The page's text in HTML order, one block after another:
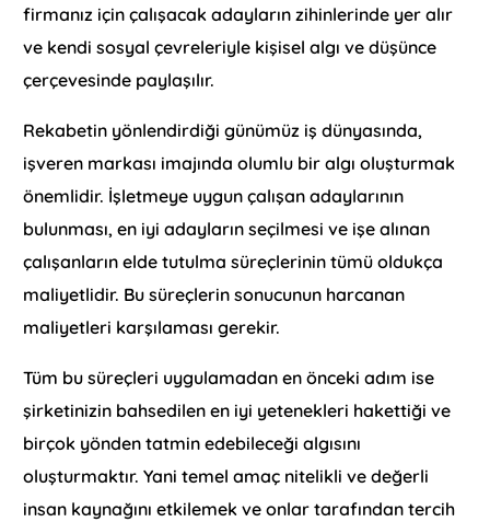
firmanız için çalışacak adayların zihinlerinde yer alır
ve kendi sosyal çevreleriyle kişisel algı ve düşünce
çerçevesinde paylaşılır.
Rekabetin yönlendirdiği günümüz iş dünyasında,
işveren markası imajında olumlu bir algı oluşturmak
önemlidir. İşletmeye uygun çalışan adaylarının
bulunması, en iyi adayların seçilmesi ve işe alınan
çalışanların elde tutulma süreçlerinin tümü oldukça
maliyetlidir. Bu süreçlerin sonucunun harcanan
maliyetleri karşılaması gerekir.
Tüm bu süreçleri uygulamadan en önceki adım ise
şirketinizin bahsedilen en iyi yetenekleri hakettiği ve
birçok yönden tatmin edebileceği algısını
oluşturmaktır. Yani temel amaç nitelikli ve değerli
insan kaynağını etkilemek ve onlar tarafından tercih